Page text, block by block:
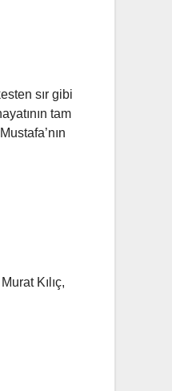
sır gibi
tam
Kılıç,